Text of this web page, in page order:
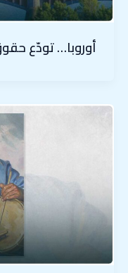
أوروبا… تودّع